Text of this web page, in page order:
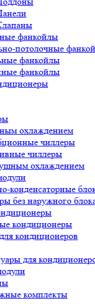
фанкойлы
потолочные
фанкойлы
фанкойлы
охлаждением
чиллеры
чиллеры
охлаждением
конденсаторные
без наружного
кондиционеры
кондиционеров
для
комплекты